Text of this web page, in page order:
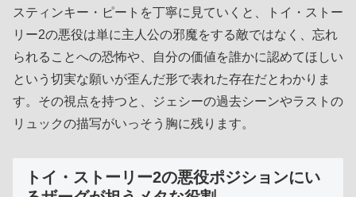
スティンキー・ピートを丁寧に見ていくと、トイ・ストー
リー2の悪役は単に主人公の邪魔をする敵ではなく、忘れ
られることへの恐怖や、自分の価値を誰かに認めてほしい
という切実な願いが歪んだ形で表れた存在だとわかりま
す。その視点を持つと、ジェシーの過去シーンやラストの
リュックの描写がいっそう胸に残ります。
トイ・ストーリー2の悪役ポジションにい